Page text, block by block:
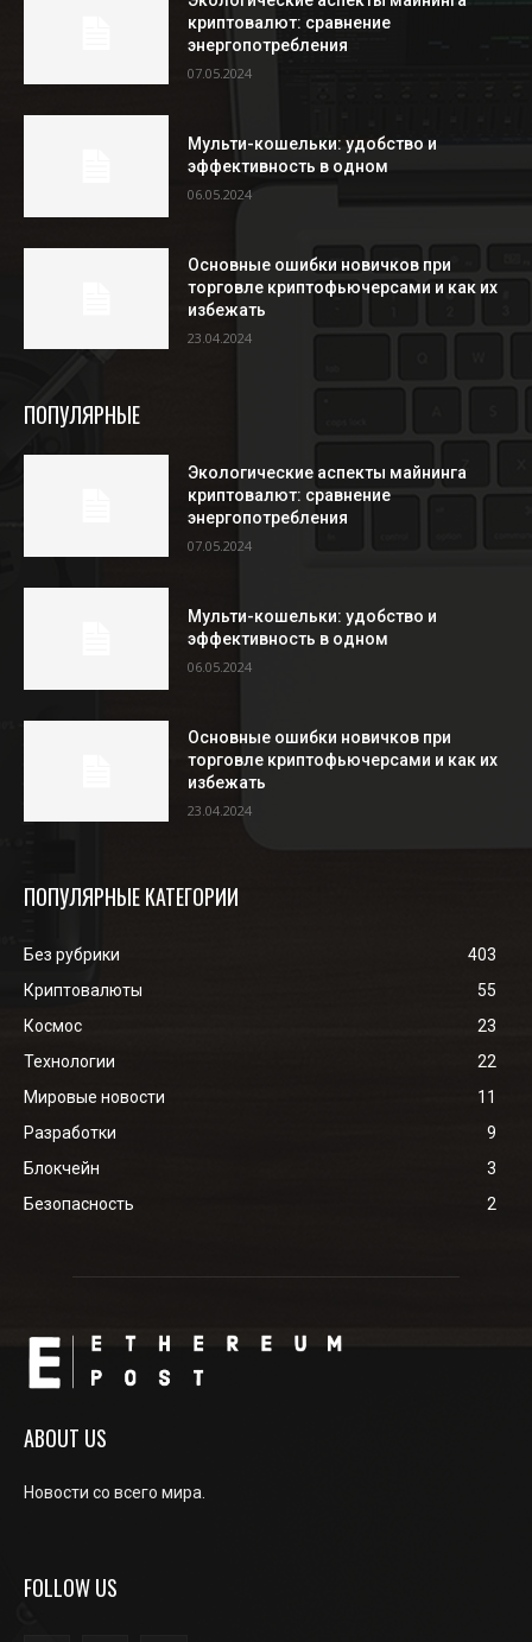
криптовалют: сравнение
энергопотребления
07.05.2024
Мульти-кошельки: удобство и
эффективность в одном
06.05.2024
Основные ошибки новичков при
торговле криптофьючерсами и как их
избежать
23.04.2024
ПОПУЛЯРНЫЕ
Экологические аспекты майнинга
криптовалют: сравнение
энергопотребления
07.05.2024
Мульти-кошельки: удобство и
эффективность в одном
06.05.2024
Основные ошибки новичков при
торговле криптофьючерсами и как их
избежать
23.04.2024
ПОПУЛЯРНЫЕ КАТЕГОРИИ
Без рубрики
403
Криптовалюты
55
Космос
23
Технологии
22
Мировые новости
11
Разработки
9
Блокчейн
3
Безопасность
2
ABOUT US
Новости со всего мира.
FOLLOW US